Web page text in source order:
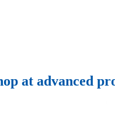
at advanced